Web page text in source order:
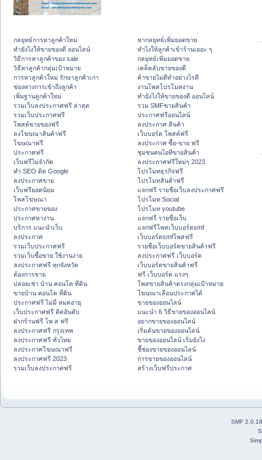
กลยุทธ์การหาลูกค้าใหม่
ทํายังไงให้ขายของดี ออนไลน์
วิธีการหาลูกค้าของ sale
วิธีหาลูกค้ากลุ่มเป้าหมาย
การหาลูกค้าใหม่ รักษาลูกค้าเก่า
ช่องทางการเข้าถึงลูกค้า
เพิ่มฐานลูกค้าใหม่
รวมเว็บลงประกาศฟรี ล่าสุด
รวมเว็บประกาศฟรี
โพสต์ขายของฟรี
ลงโฆษณาสินค้าฟรี
โฆษณาฟรี
ประกาศฟรี
เว็บฟรีไม่จำกัด
ทำ SEO ติด Google
ลงประกาศขาย
เว็บฟรียอดนิยม
โพสโฆษณา
ประกาศขายของ
ประกาศหางาน
บริการ แนะนำเว็บ
ลงประกาศ
รวมเว็บประกาศฟรี
รวมเว็บซื้อขาย ใช้งานง่าย
ลงประกาศฟรี ทุกจังหวัด
ต้องการขาย
ปล่อยเช่า บ้าน คอนโด ที่ดิน
ขายบ้าน คอนโด ที่ดิน
ประกาศฟรี ไม่มี หมดอายุ
เว็บประกาศฟรี ติดอันดับ
ฝากร้านฟรี โพ ส ฟรี
ลงประกาศฟรี กรุงเทพ
ลงประกาศฟรี ทั่วไทย
ลงประกาศโฆษณาฟรี
ลงประกาศฟรี 2023
รวมเว็บลงประกาศฟรี
หากลยุทธ์เพิ่มยอดขาย
ทําไงให้ลูกค้าเข้าร้านเยอะ ๆ
กลยุทธ์เพิ่มยอดขาย
เคล็ดลับขายของดี
ค้าขายไม่ดีทำอย่างไรดี
งานโพสโปรโมทงาน
ทํายังไงให้ขายของดี ออนไลน์
รวม SMFขายสินค้า
ประกาศฟรีออนไลน์
ลงประกาศ สินค้า
เว็บบอร์ด โพสต์ฟรี
ลงประกาศ ซื้อ-ขาย ฟรี
ชุมชนคนไอทีขายสินค้า
ลงประกาศฟรีใหม่ๆ 2023
โปรโมทธุรกิจฟรี
โปรโมทสินค้าฟรี
แจกฟรี รายชื่อเว็บลงประกาศฟรี
โปรโมท Social
โปรโมท youtube
แจกฟรี รายชื่อเว็บ
แจกฟรีโพสเว็บบอร์ดsmf
เว็บบอร์ดsmfโพสฟรี
รายชื่อเว็บบอร์ดขายสินค้าฟรี
ลงประกาศฟรี เว็บบอร์ด
เว็บบอร์ดขายสินค้าฟรี
ฟรี เว็บบอร์ด แรงๆ
โพสขายสินค้าตรงกลุ่มเป้าหมาย
โฆษณาเลื่อนประกาศได้
ขายของออนไลน์
แนะนำ 6 วิธีขายของออนไลน์
อยากขายของออนไลน์
เริ่มต้นขายของออนไลน์
ขายของออนไลน์ เริ่มยังไง
ชี้ช่องขายของออนไลน์
การขายของออนไลน์
สร้างเว็บฟรีประกาศ
SMF 2.0.18